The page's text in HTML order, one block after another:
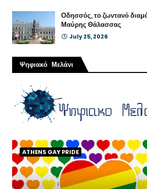
Οδησσός, το ζωντανό
Μαύρης Θάλασσας
July 25, 2026
Ψηφιακό Μελάνι
ATHENS GAY PRIDE